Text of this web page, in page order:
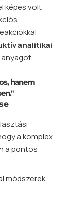
képes volt
analitikai
anyagot
hanem
a komplex
a pontos
módszerek